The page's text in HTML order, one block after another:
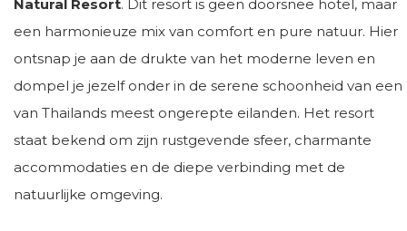
Natural Resort. Dit resort is geen doorsnee hotel, maar
een harmonieuze mix van comfort en pure natuur. Hier
ontsnap je aan de drukte van het moderne leven en
dompel je jezelf onder in de serene schoonheid van een
van Thailands meest ongerepte eilanden. Het resort
staat bekend om zijn rustgevende sfeer, charmante
accommodaties en de diepe verbinding met de
natuurlijke omgeving.